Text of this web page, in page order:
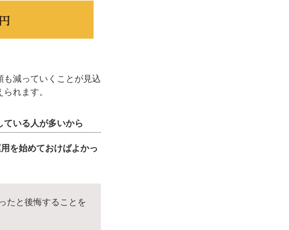
減っていくことが見込
れます。
いる人が多いから
を始めておけばよかっ
たと後悔することを